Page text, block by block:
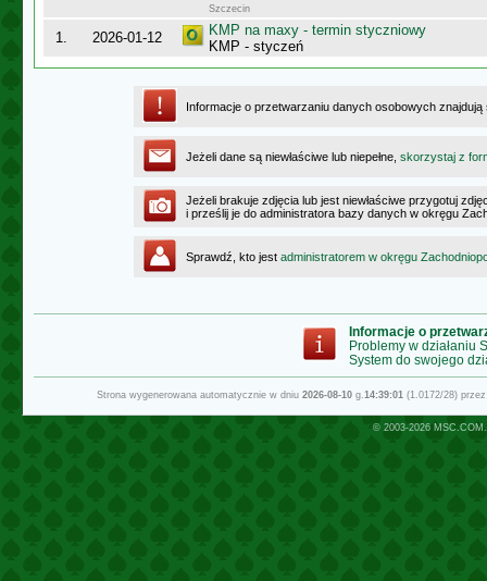
Szczecin
1. 2026-01-12
KMP na maxy - termin styczniowy
KMP - styczeń
Informacje o przetwarzaniu danych osobowych
Jeżeli dane są niewłaściwe lub niepełne, skorzystaj z
Jeżeli brakuje zdjęcia lub jest niewłaściwe przygotuj
i prześlij je do administratora bazy danych w okręgu
Sprawdź, kto jest administratorem w okręgu
Informacje o
Problemy w działaniu
System do swojego
Strona wygenerowana automatycznie w dniu 2026-08-10g.14:39:01(1.0172/28)
© 2003-2026